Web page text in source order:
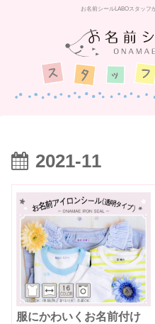
お名前シールLABOスタッフ
2021-11
服にかわいくお名前付け